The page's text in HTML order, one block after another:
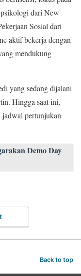
dari New
Sosial dari
aktif bekerja dengan
mendukung
yang sedang dijalani
Hingga saat ini,
jadwal pertunjukan
Demo Day
Back to top